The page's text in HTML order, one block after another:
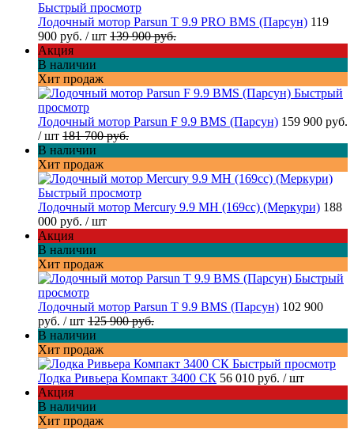
Быстрый просмотр
Лодочный мотор Parsun T 9.9 PRO BMS (Парсун) 119
900 руб. / шт 139 900 руб.
Акция
В наличии
Хит продаж
Быстрый
просмотр
Лодочный мотор Parsun F 9.9 BMS (Парсун) 159 900 руб.
/ шт 181 700 руб.
В наличии
Хит продаж
Быстрый просмотр
Лодочный мотор Mercury 9.9 MH (169cc) (Меркури) 188
000 руб. / шт
Акция
В наличии
Хит продаж
Быстрый
просмотр
Лодочный мотор Parsun T 9.9 BMS (Парсун) 102 900
руб. / шт 125 900 руб.
В наличии
Хит продаж
Быстрый просмотр
Лодка Ривьера Компакт 3400 СК 56 010 руб. / шт
Акция
В наличии
Хит продаж